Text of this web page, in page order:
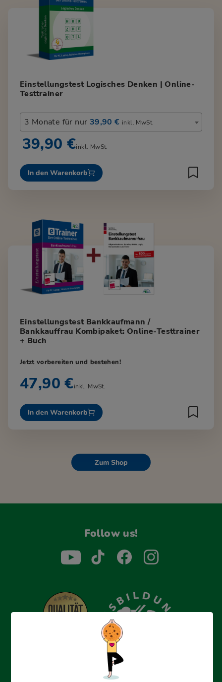
Einstellungstest Logisches Denken | Online-
Testtrainer
3 Monate für nur 39,90 € inkl. MwSt.
39,90 €inkl. MwSt.
In den Warenkorb
Einstellungstest Bankkaufmann /
Bankkauffrau Kombipaket: Online-Testtrainer
+ Buch
Jetzt vorbereiten und bestehen!
47,90 €inkl. MwSt.
In den Warenkorb
Zum Shop
Follow us!
Erfolgreich bewerben mit Ausbildungspark: Wir
begleiten dich Schritt für Schritt bei deinem Start in den